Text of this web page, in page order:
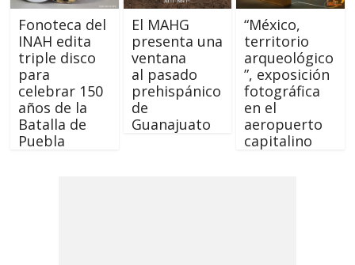
Fonoteca del
INAH edita
triple disco
para
celebrar 150
años de la
Batalla de
Puebla
El MAHG
presenta una
ventana
al pasado
prehispánico
de
Guanajuato
“México,
territorio
arqueológico
”, exposición
fotográfica
en el
aeropuerto
capitalino